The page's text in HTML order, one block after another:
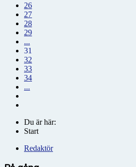
26
27
28
29
...
31
32
33
34
...
Du är här:
Start
Redaktör